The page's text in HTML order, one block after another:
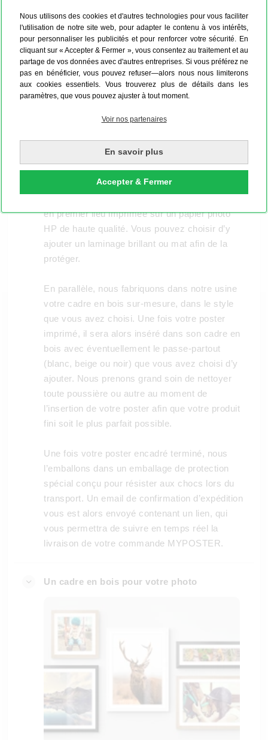
Nous utilisons des cookies et d'autres technologies pour vous faciliter
l'utilisation de notre site web, pour adapter le contenu à vos intérêts,
pour personnaliser les publicités et pour renforcer votre sécurité. En
cliquant sur « Accepter & Fermer », vous consentez au traitement et au
partage de vos données avec d'autres entreprises. Si vous préférez ne
pas en bénéficier, vous pouvez refuser—alors nous nous limiterons
aux cookies essentiels. Vous trouverez plus de détails dans les
paramètres, que vous pouvez ajuster à tout moment.
Voir nos partenaires
En savoir plus
Accepter & Fermer
Si vous avez choisi de faire imprimer votre
en premier lieu imprimée sur un papier photo
HP de haute qualité. Vous pouvez choisir d’y
ajouter un laminage brillant ou mat afin de la
protéger.
En parallèle, nous fabriquons dans notre usine
votre cadre en bois sur-mesure, dans le style
que vous avez choisi. Une fois votre poster
imprimé, il sera alors inséré dans son cadre en
bois avec éventuellement le passe-partout
(blanc, beige ou noir) que vous avez choisi d’y
ajouter. Nous prenons grand soin de nettoyer
toute poussière ou autre au moment de
l’insertion de votre poster afin que votre produit
fini soit le plus parfait possible.
Une fois votre poster encadré terminé, nous
l’emballons dans un emballage de protection
spécial conçu pour résister aux chocs lors du
transport. Un email de confirmation d’expédition
vous est alors envoyé contenant un lien, qui
vous permettra de suivre en temps réel la
livraison de votre commande MYPOSTER.
Un cadre en bois pour votre photo